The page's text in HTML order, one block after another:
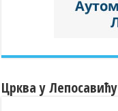
Црква у Лепосавићу